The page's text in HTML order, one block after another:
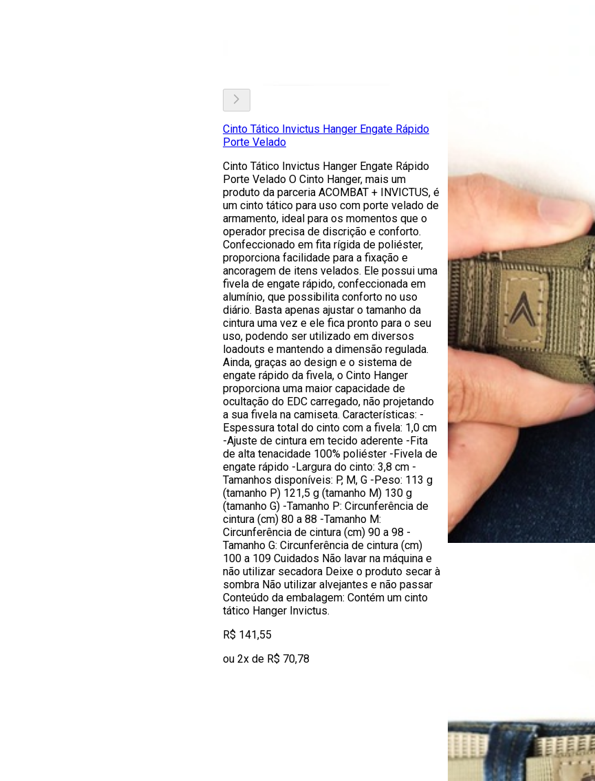
Cinto Tático Invictus Hanger Engate Rápido
Porte Velado
Cinto Tático Invictus Hanger Engate Rápido
Porte Velado O Cinto Hanger, mais um
produto da parceria ACOMBAT + INVICTUS, é
um cinto tático para uso com porte velado de
armamento, ideal para os momentos que o
operador precisa de discrição e conforto.
Confeccionado em fita rígida de poliéster,
proporciona facilidade para a fixação e
ancoragem de itens velados. Ele possui uma
fivela de engate rápido, confeccionada em
alumínio, que possibilita conforto no uso
diário. Basta apenas ajustar o tamanho da
cintura uma vez e ele fica pronto para o seu
uso, podendo ser utilizado em diversos
loadouts e mantendo a dimensão regulada.
Ainda, graças ao design e o sistema de
engate rápido da fivela, o Cinto Hanger
proporciona uma maior capacidade de
ocultação do EDC carregado, não projetando
a sua fivela na camiseta. Características: -
Espessura total do cinto com a fivela: 1,0 cm
-Ajuste de cintura em tecido aderente -Fita
de alta tenacidade 100% poliéster -Fivela de
engate rápido -Largura do cinto: 3,8 cm -
Tamanhos disponíveis: P, M, G -Peso: 113 g
(tamanho P) 121,5 g (tamanho M) 130 g
(tamanho G) -Tamanho P: Circunferência de
cintura (cm) 80 a 88 -Tamanho M:
Circunferência de cintura (cm) 90 a 98 -
Tamanho G: Circunferência de cintura (cm)
100 a 109 Cuidados Não lavar na máquina e
não utilizar secadora Deixe o produto secar à
sombra Não utilizar alvejantes e não passar
Conteúdo da embalagem: Contém um cinto
tático Hanger Invictus.
R$ 141,55
ou 2x de R$ 70,78